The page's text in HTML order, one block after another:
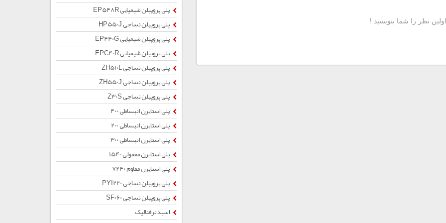
پلی پروپیلن شیمیایی EP548R
پلی پروپیلن نساجی HP550J
پلی پروپیلن شیمیایی EP440G
پلی پروپیلن شیمیایی EPC40R
پلی پروپیلن نساجی ZH510L
پلی پروپیلن نساجی ZH550J
پلی پروپیلن نساجی Z30S
پلی استایرن انبساطی 400
پلی استایرن انبساطی 200
پلی استایرن انبساطی 300
پلی استایرن معمولی 1540
پلی استایرن مقاوم 7240
پلی پروپیلن نساجی PYI220
پلی پروپیلن نساجی SF060
اسید ترفتالیک